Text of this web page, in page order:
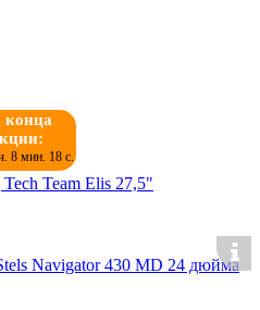
конца
8 мин. 18 с.
Team Elis 27,5"